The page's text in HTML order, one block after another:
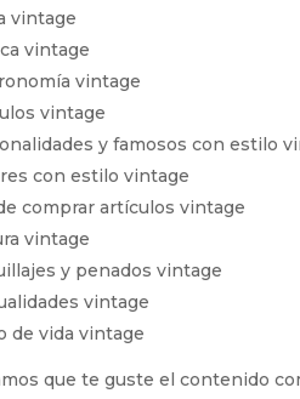
vintage
vintage
vintage
vintage
y famosos con estilo
con estilo vintage
comprar artículos vintage
vintage
y penados vintage
vintage
de vida vintage
que te guste el contenido